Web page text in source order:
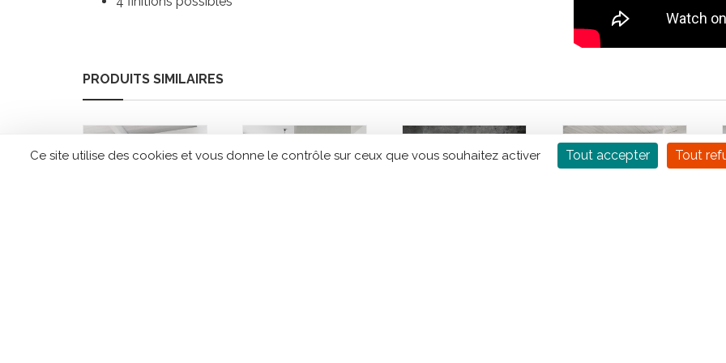
Ce site utilise des cookies et vous donne le contrôle sur ceux que vous souhaitez activer Tout accepter Tout
PRODUITS SIMILAIRES